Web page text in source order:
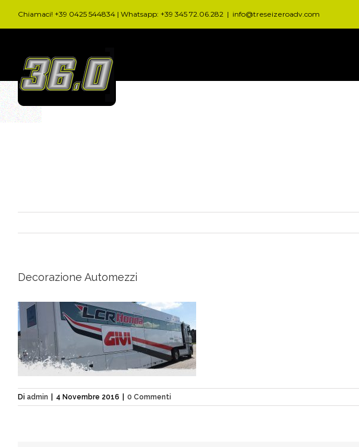
contenuto
Chiamaci! +39 0425 544834 | Whatsapp: +39 345 72.06.282 | info@treseizeroadv.com
Decorazione Automezzi
Di admin 4 Novembre 2016 0 Commenti